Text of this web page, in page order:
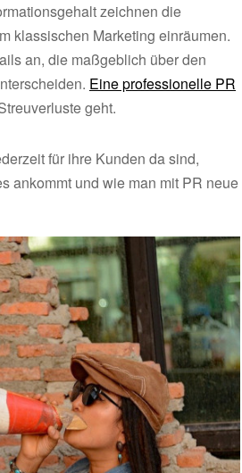
zeichnen die
klassischen Marketing einräumen.
an, die maßgeblich über den
Eine professionelle PR
geht.
für ihre Kunden da sind,
ankommt und wie man mit PR neue